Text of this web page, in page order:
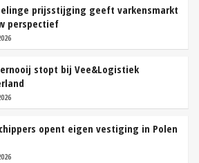
prijsstijging geeft varkensmarkt
perspectief
stopt bij Vee&Logistiek
opent eigen vestiging in Polen